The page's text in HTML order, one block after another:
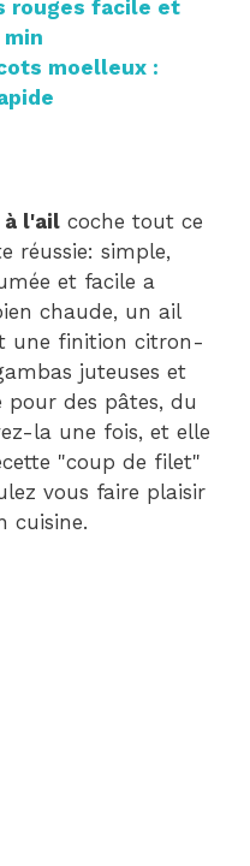
rouges facile et
moelleux :
à l'ail coche tout ce
réussie: simple,
et facile a
chaude, un ail
une finition citron-
juteuses et
pour des pâtes, du
la une fois, et elle
"coup de filet"
vous faire plaisir
cuisine.